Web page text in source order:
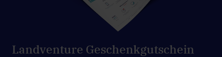
Landventure Geschenkgutschein